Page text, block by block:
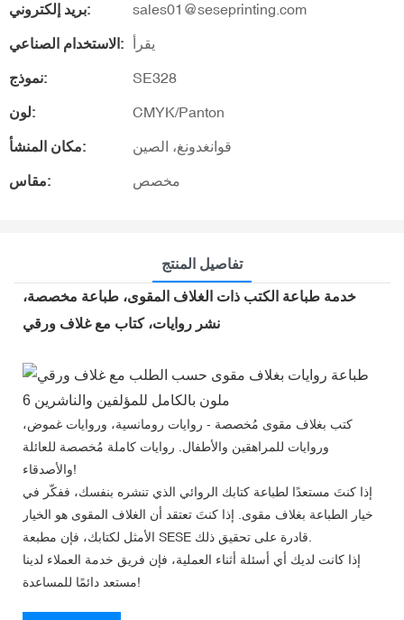
بريد إلكتروني: sales01@seseprinting.com
الاستخدام الصناعي: يقرأ
نموذج: SE328
لون: CMYK/Panton
مكان المنشأ: قوانغدونغ، الصين
مقاس: مخصص
تفاصيل المنتج
خدمة طباعة الكتب ذات الغلاف المقوى، طباعة مخصصة،
نشر روايات، كتاب مع غلاف ورقي
كتب بغلاف مقوى مُخصصة - روايات رومانسية، وروايات غموض،
وروايات للمراهقين والأطفال. روايات كاملة مُخصصة للعائلة
والأصدقاء!
إذا كنتَ مستعدًا لطباعة كتابك الروائي الذي تنشره بنفسك، ففكّر في
خيار الطباعة بغلاف مقوى. إذا كنتَ تعتقد أن الغلاف المقوى هو الخيار
إذا كانت لديك أي أسئلة أثناء العملية، فإن فريق خدمة العملاء لدينا
مستعد دائمًا للمساعدة!